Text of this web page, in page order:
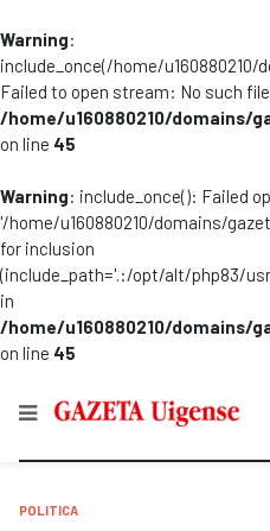
Warning:
include_once(/home/
Failed to open stream: No such
/home/u160880210/domains/
on line 45
Warning: include_once(): Failed
'/home/u160880210/domains/
for inclusion
(include_path='.:/opt/alt/php83/
in
/home/u160880210/domains/
on line 45
POLITICA